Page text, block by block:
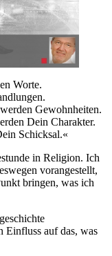
Worte.
Gewohnheiten.
Dein Charakter.
Schicksal.«
in Religion. Ich
vorangestellt,
bringen, was ich
Einfluss auf das, was